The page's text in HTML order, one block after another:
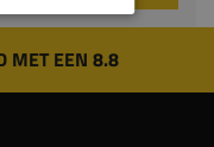
MET EEN 8.8